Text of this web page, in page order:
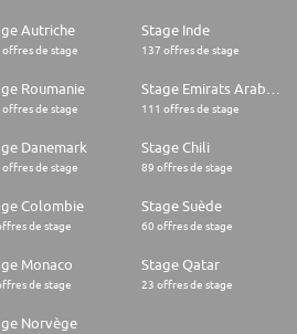
orienté(e) résultats ;
une forte capacité d'apprentissage ;
et goût du travail en transverse.
des plateformes de réseaux sociaux
Autriche
offres de stage
Stage Inde
137 offres de stage
Roumanie
offres de stage 111 offres de stage
Danemark
offres de stage
Stage Chili
89 offres de stage
Colombie
de stage
Stage Suède
60 offres de stage
Monaco
de stage
Stage Qatar
23 offres de stage
Norvège